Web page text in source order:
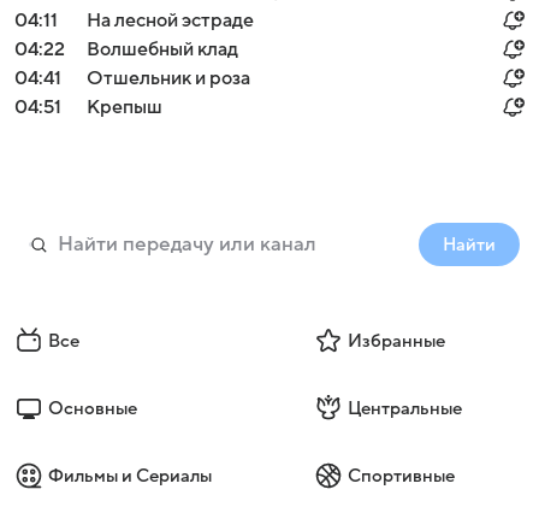
04:11
На лесной эстраде
04:22
Вoлшебный клaд
04:41
Отшельник и роза
04:51
Крепыш
Найти
Все Избранные
Основные Центральные
Фильмы и Сериалы Спортивные